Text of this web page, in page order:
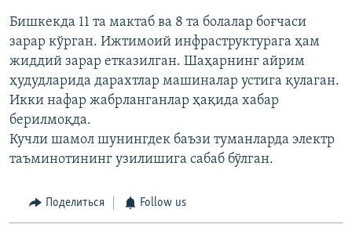
Бишкекда 11 та мактаб ва 8 та болалар боғчаси
зарар кўрган. Ижтимоий инфраструктурага ҳам
жиддий зарар етказилган. Шаҳарнинг айрим
ҳудудларида дарахтлар машиналар устига қулаган.
Икки нафар жабрланганлар ҳақида хабар
берилмоқда.
Кучли шамол шунингдек баъзи туманларда электр
таъминотининг узилишига сабаб бўлган.
Поделиться Follow us